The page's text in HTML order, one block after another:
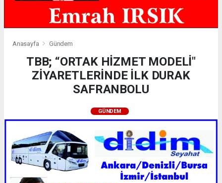
Anasayfa Gündem
TBB; “ORTAK HİZMET MODELİ"
ZİYARETLERİNDE İLK DURAK
SAFRANBOLU
GÜNDEM